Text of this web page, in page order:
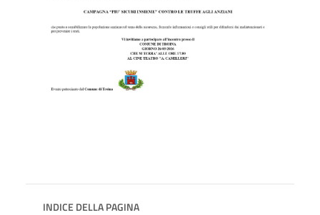
INDICE DELLA PAGINA